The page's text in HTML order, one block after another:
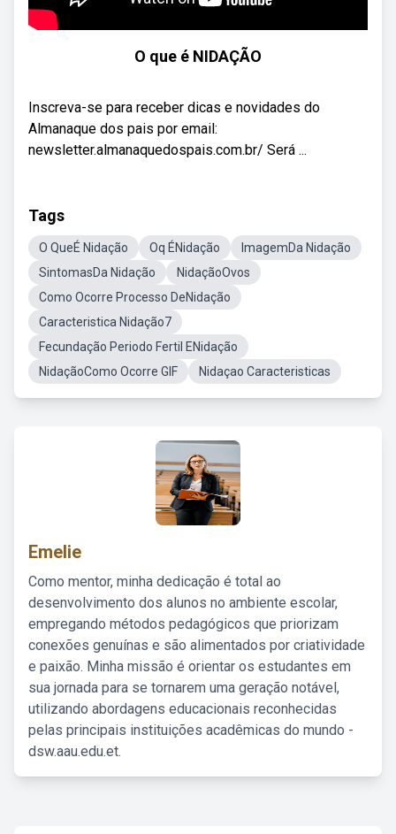
O que é NIDAÇÃO
Inscreva-se para receber dicas e novidades do
Almanaque dos pais por email:
newsletter.almanaquedospais.com.br/ Será ...
Tags
O QueÉ Nidação Oq ÉNidação
ImagemDa Nidação
SintomasDa Nidação
NidaçãoOvos
Como Ocorre Processo DeNidação
Caracteristica Nidação7
Fecundação Periodo Fertil ENidação
NidaçãoComo Ocorre GIF
Nidaçao Caracteristicas
Emelie
Como mentor, minha dedicação é total ao
desenvolvimento dos alunos no ambiente escolar,
empregando métodos pedagógicos que priorizam
conexões genuínas e são alimentados por criatividade
e paixão. Minha missão é orientar os estudantes em
sua jornada para se tornarem uma geração notável,
utilizando abordagens educacionais reconhecidas
pelas principais instituições acadêmicas do mundo -
dsw.aau.edu.et.